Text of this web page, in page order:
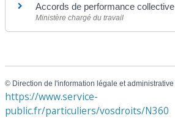
Accords de performance collective
Ministère chargé du travail
© Direction de l'information légale et administrative
https://www.service-
public.fr/particuliers/vosdroits/N360